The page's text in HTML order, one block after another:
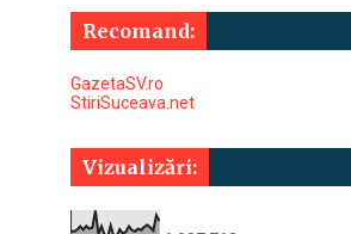
Recomand:
GazetaSV.ro
StiriSuceava.net
Vizualizări: